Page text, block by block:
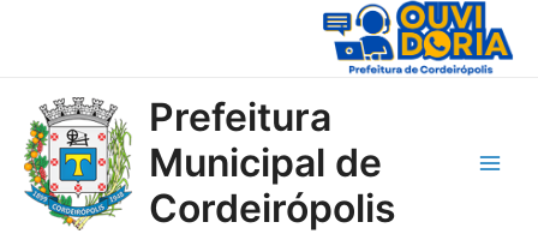
Prefeitura
Municipal de
Cordeirópolis